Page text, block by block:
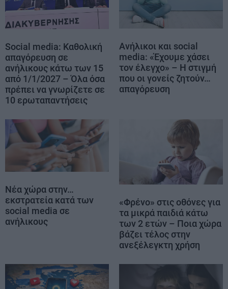
Social media: Καθολική
απαγόρευση σε
ανήλικους κάτω των 15
από 1/1/2027 – Όλα όσα
πρέπει να γνωρίζετε σε
10 ερωταπαντήσεις
Ανήλικοι και social
media: «Έχουμε χάσει
τον έλεγχο» – Η στιγμή
που οι γονείς ζητούν…
απαγόρευση
Νέα χώρα στην…
εκστρατεία κατά των
social media σε
ανήλικους
«Φρένο» στις οθόνες για
τα μικρά παιδιά κάτω
των 2 ετών – Ποια χώρα
βάζει τέλος στην
ανεξέλεγκτη χρήση